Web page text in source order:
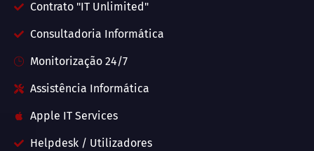
Contrato "IT Unlimited"
Consultadoria Informática
Monitorização 24/7
Assistência Informática
Apple IT Services
Helpdesk / Utilizadores